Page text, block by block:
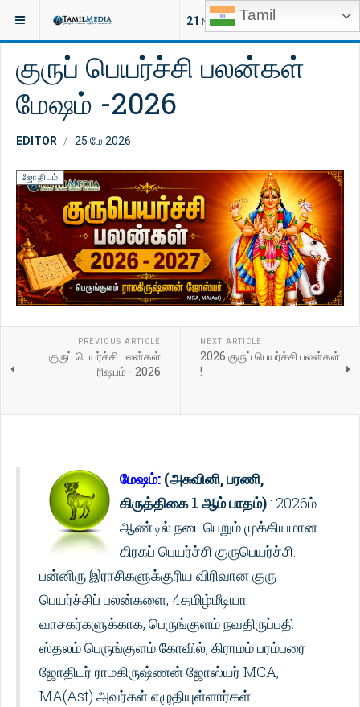
Tamil
21 NEW ARTICLES
இருக்குமிடம்: ஆன்மீகம்
குருப் பெயர்ச்சி பலன்கள்
மேஷம் -2026
EDITOR 25 மே 2026
ஜோதிடம்
PREVIOUS ARTICLE
குருப் பெயர்ச்சி பலன்கள்
ரிஷபம் - 2026
NEXT ARTICLE
2026 குருப் பெயர்ச்சி பலன்கள்
!
மேஷம்: (அசுவினி, பரணி,
கிருத்திகை 1 ஆம் பாதம்): 2026ம்
ஆண்டில் நடைபெறும் முக்கியமான
கிரகப் பெயர்ச்சி குருபெயர்ச்சி.
பன்னிரு இராசிகளுக்குரிய விரிவான குரு
பெயர்ச்சிப் பலன்களை, 4தமிழ்மீடியா
வாசகர்களுக்காக, பெருங்குளம் நவதிருப்பதி
ஸ்தலம் பெருங்குளம் கோவில், கிராமம் பரம்பரை
ஜோதிடர் ராமகிருஷ்ணன் ஜோஸ்யர் MCA,
MA(Ast) அவர்கள் எழுதியுள்ளார்கள்.